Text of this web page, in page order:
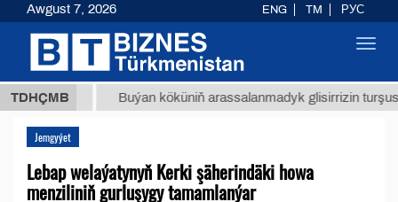
TDHÇMB Buýan köküniň arassalanmadyk glisirrizin turşusy (t.)
Jemgyýet
Lebap welaýatynyň Kerki şäherindäki howa
menziliniň gurluşygy tamamlanýar
Awgust 7, 2026 ENG TM РУС